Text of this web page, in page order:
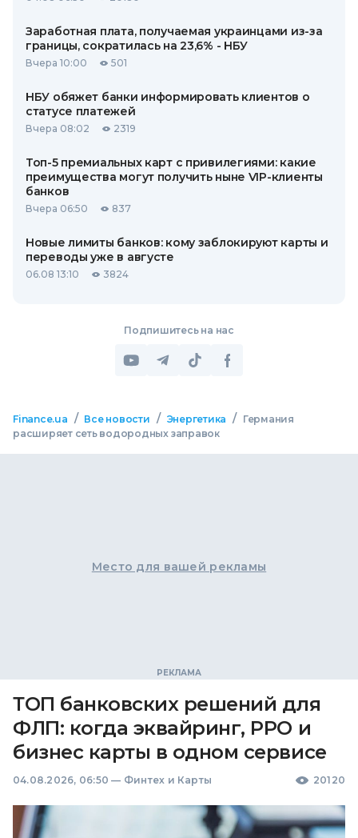
Заработная плата, получаемая украинцами из-за
границы, сократилась на 23,6% - НБУ
Вчера 10:00 501
НБУ обяжет банки информировать клиентов о
статусе платежей
Вчера 08:02 2319
Топ-5 премиальных карт с привилегиями: какие
преимущества могут получить ныне VIP-клиенты
банков
Вчера 06:50 837
Новые лимиты банков: кому заблокируют карты и
переводы уже в августе
06.08 13:10 3824
Подпишитесь на нас
Finance.ua / Все новости / Энергетика /
Германия
расширяет сеть водородных заправок
Место для вашей рекламы
ТОП банковских решений для
ФЛП: когда эквайринг, РРО и
бизнес карты в одном сервисе
04.08.2026, 06:50 — Финтех и Карты 20120